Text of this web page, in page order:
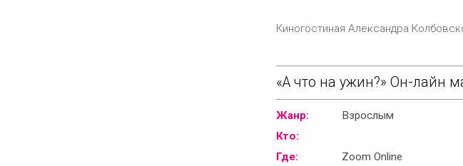
Киногостиная Александра
«А что на ужин?» Он-лайн
Жанр:
Взрослым
Кто:
Где:
Zoom Online